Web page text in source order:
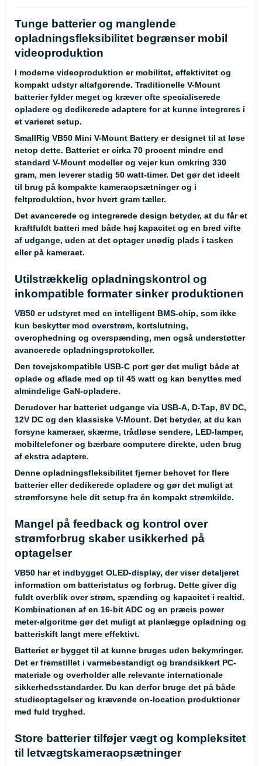
Tunge batterier og manglende
opladningsfleksibilitet begrænser mobil
videoproduktion
I moderne videoproduktion er mobilitet, effektivitet og
kompakt udstyr altafgørende. Traditionelle V-Mount
batterier fylder meget og kræver ofte specialiserede
opladere og dedikerede adaptere for at kunne integreres i
et varieret setup.
SmallRig VB50 Mini V-Mount Battery er designet til at løse
netop dette. Batteriet er cirka 70 procent mindre end
standard V-Mount modeller og vejer kun omkring 330
gram, men leverer stadig 50 watt-timer. Det gør det ideelt
til brug på kompakte kameraopsætninger og i
feltproduktion, hvor hvert gram tæller.
Det avancerede og integrerede design betyder, at du får et
kraftfuldt batteri med både høj kapacitet og en bred vifte
af udgange, uden at det optager unødig plads i tasken
eller på kameraet.
Utilstrækkelig opladningskontrol og
inkompatible formater sinker produktionen
VB50 er udstyret med en intelligent BMS-chip, som ikke
kun beskytter mod overstrøm, kortslutning,
overophedning og overspænding, men også understøtter
avancerede opladningsprotokoller.
Den tovejskompatible USB-C port gør det muligt både at
oplade og aflade med op til 45 watt og kan benyttes med
almindelige GaN-opladere.
Derudover har batteriet udgange via USB-A, D-Tap, 8V DC,
12V DC og den klassiske V-Mount. Det betyder, at du kan
forsyne kameraer, skærme, trådløse sendere, LED-lamper,
mobiltelefoner og bærbare computere direkte, uden brug
af ekstra adaptere.
Denne opladningsfleksibilitet fjerner behovet for flere
batterier eller dedikerede opladere og gør det muligt at
strømforsyne hele dit setup fra én kompakt strømkilde.
Mangel på feedback og kontrol over
strømforbrug skaber usikkerhed på
optagelser
VB50 har et indbygget OLED-display, der viser detaljeret
information om batteristatus og forbrug. Dette giver dig
fuldt overblik over strøm, spænding og kapacitet i realtid.
Kombinationen af en 16-bit ADC og en præcis power
meter-algoritme gør det muligt at planlægge opladning og
batteriskift langt mere effektivt.
Batteriet er bygget til at kunne bruges uden bekymringer.
Det er fremstillet i varmebestandigt og brandsikkert PC-
materiale og overholder alle relevante internationale
sikkerhedsstandarder. Du kan derfor bruge det på både
studieoptagelser og krævende on-location produktioner
med fuld tryghed.
Store batterier tilføjer vægt og kompleksitet
til letvægtskameraopsætninger